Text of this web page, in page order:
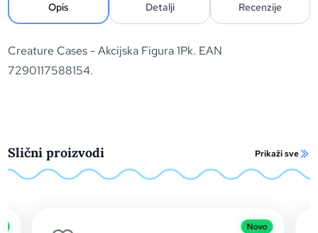
Opis Detalji Recenzije
Creature Cases - Akcijska Figura 1Pk. EAN
7290117588154.
Slični proizvodi Prikaži sve
Novo